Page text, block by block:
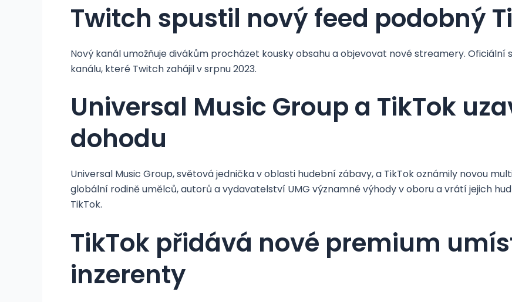
Twitch spustil nový feed podobný
Nový kanál umožňuje divákům procházet kousky obsahu a objevovat nové streamery.
kanálu, které Twitch zahájil v srpnu 2023.
Universal Music Group a TikTok
dohodu
Universal Music Group, světová jednička v oblasti hudební zábavy, a TikTok oznámily novou
globální rodině umělců, autorů a vydavatelství UMG významné výhody v oboru a vrátí jejich
TikTok.
TikTok přidává nové premium
inzerenty